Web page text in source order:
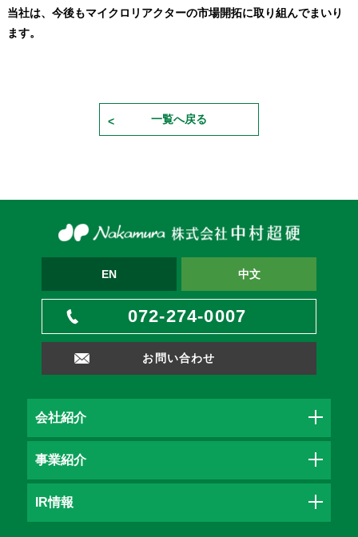
当社は、今後もマイクロリアクターの市場開拓に取り組んでまいり
ます。
一覧へ戻る
EN 中文
072-274-0007
お問い合わせ
会社紹介
事業紹介
IR情報